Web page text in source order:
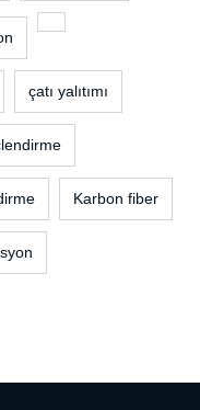
çatı yalıtımı
Karbon fiber